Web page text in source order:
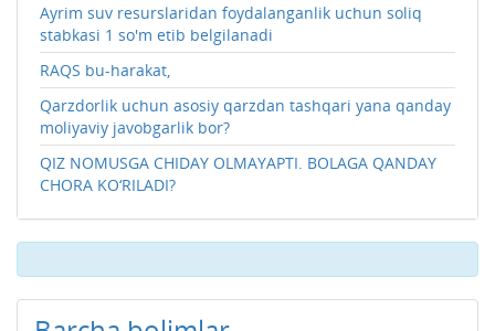
Ayrim suv resurslaridan foydalanganlik uchun soliq
stabkasi 1 so'm etib belgilanadi
RAQS bu-harakat,
Qarzdorlik uchun asosiy qarzdan tashqari yana qanday
moliyaviy javobgarlik bor?
QIZ NOMUSGA CHIDAY OLMAYAPTI. BOLAGA QANDAY
CHORA KO‘RILADI?